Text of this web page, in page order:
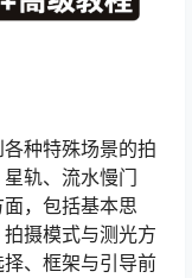
种特殊场景的拍
轨、流水慢门
，包括基本思
摄模式与测光方
、框架与引导前